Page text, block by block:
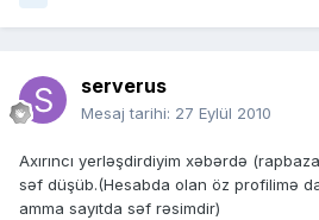
serverus
Mesaj tarihi: 27 Eylül 2010
Axırıncı yerləşdirdiyim xəbərdə
səf düşüb.(Hesabda olan öz profilimə
amma sayıtda səf rəsimdir)